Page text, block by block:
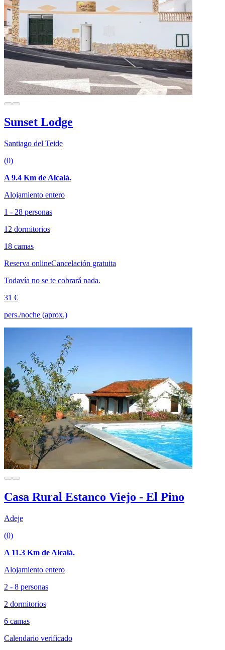
Sunset Lodge
Santiago del Teide
(0)
A 9.4 Km de Alcalá.
Alojamiento entero
1 - 28 personas
12 dormitorios
18 camas
Reserva onlineCancelación gratuita
Todavía no se te cobrará nada.
31 €
pers./noche (aprox.)
Casa Rural Estanco Viejo - El Pino
Adeje
(0)
A 11.3 Km de Alcalá.
Alojamiento entero
2 - 8 personas
2 dormitorios
6 camas
Calendario verificado